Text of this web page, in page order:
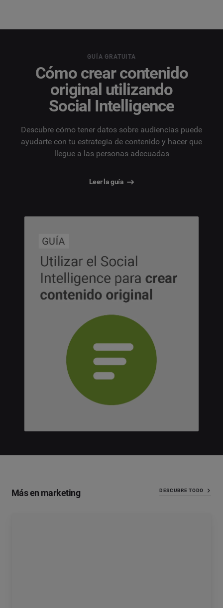
GUÍA GRATUITA
Cómo crear contenido
original utilizando
Social Intelligence
Descubre cómo tener datos sobre audiencias puede
ayudarte con tu estrategia de contenido y hacer que
llegue a las personas adecuadas
Leer la guía
Más en marketing DESCUBRE TODO